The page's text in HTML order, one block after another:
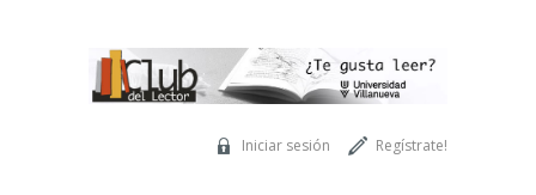
Regístrate!
Iniciar sesión